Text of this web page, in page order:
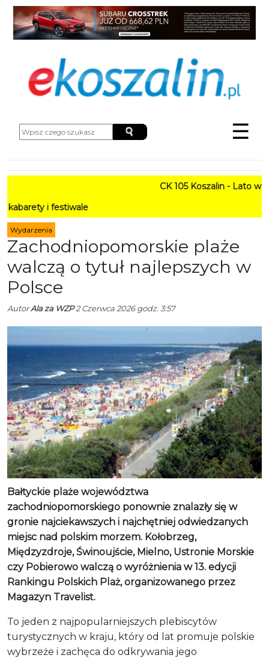
☰
CK 105 Koszalin - Lato w Mieście
i festiwale
Wydarzenia
Zachodniopomorskie plaże
walczą o tytuł najlepszych w
Polsce
AutorAla za WZP2 Czerwca 2026 godz. 3:57
Bałtyckie plaże województwa
zachodniopomorskiego ponownie znalazły się w
gronie najciekawszych i najchętniej odwiedzanych
miejsc nad polskim morzem. Kołobrzeg,
Międzyzdroje, Świnoujście, Mielno, Ustronie Morskie
czy Pobierowo walczą o wyróżnienia w 13. edycji
Rankingu Polskich Plaż, organizowanego przez
Magazyn Travelist.
To jeden z najpopularniejszych plebiscytów
turystycznych w kraju, który od lat promuje polskie
wybrzeże i zachęca do odkrywania jego